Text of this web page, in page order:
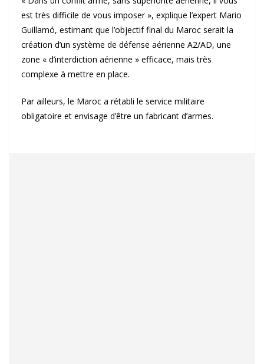
est très difficile de vous imposer », explique l’expert Mario
Guillamó, estimant que l’objectif final du Maroc serait la
création d’un système de défense aérienne A2/AD, une
zone « d’interdiction aérienne » efficace, mais très
complexe à mettre en place.
Par ailleurs, le Maroc a rétabli le service militaire
obligatoire et envisage d’être un fabricant d’armes.